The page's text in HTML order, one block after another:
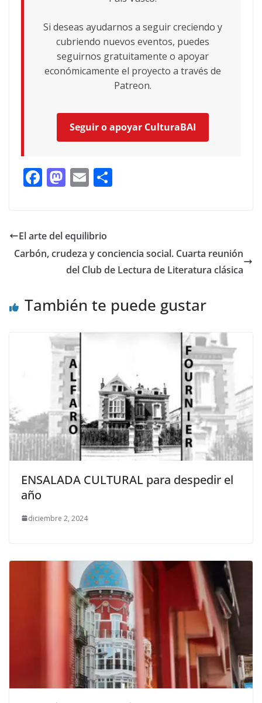
Si deseas ayudarnos a seguir creciendo y
cubriendo nuevos eventos, puedes
seguirnos gratuitamente o apoyar
económicamente el proyecto a través de
Patreon.
Seguir o apoyar CulturaBAI
F
b
o
M
d
o
n
E
l
ar
ti
El arte del equilibrio
Carbón, crudeza y conciencia social. Cuarta reunión
del Club de Lectura de Literatura clásica
También te puede gustar
ENSALADA CULTURAL para despedir el
año
diciembre 2, 2024